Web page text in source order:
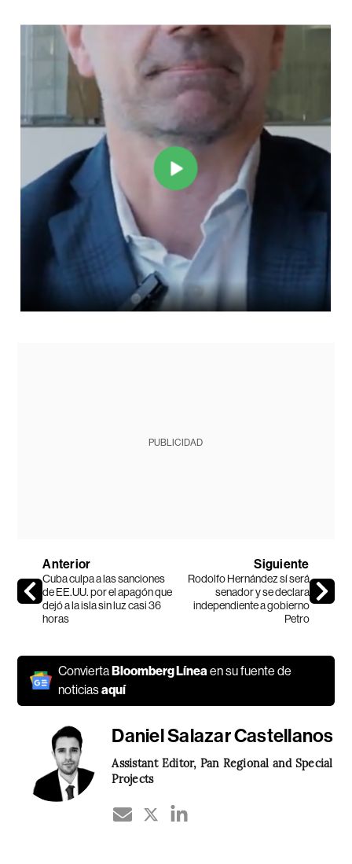
PUBLICIDAD
Anterior
Cuba culpa a las sanciones
de EE.UU. por el apagón que
dejó a la isla sin luz casi 36
horas
Siguiente
Rodolfo Hernández sí será
senador y se declara
independiente a gobierno
Petro
ConviertaBloomberg Línea en su fuente de
noticiasaquí
Daniel Salazar Castellanos
Assistant Editor, Pan Regional and Special
Projects